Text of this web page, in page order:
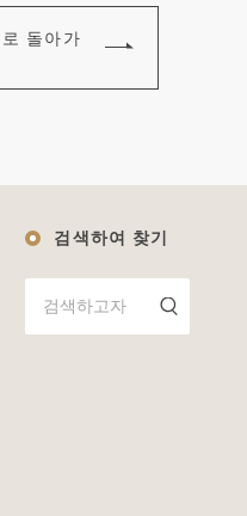
돌아가
검색하여 찾기